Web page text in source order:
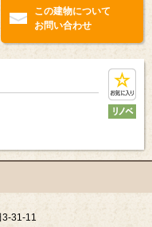
この建物について
お問い合わせ